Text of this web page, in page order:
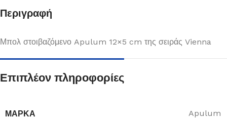
Περιγραφή
Μπολ στοιβαζόμενο Apulum 12×5 cm της σειράς Vienna
Επιπλέον πληροφορίες
ΜΆΡΚΑ Apulum